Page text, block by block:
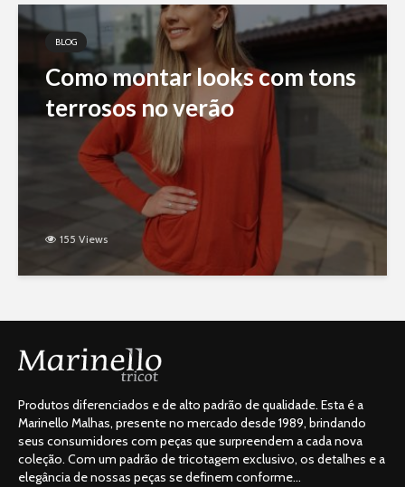
BLOG
Como montar looks com tons
terrosos no verão
155 Views
Produtos diferenciados e de alto padrão de qualidade. Esta é a
Marinello Malhas, presente no mercado desde 1989, brindando
seus consumidores com peças que surpreendem a cada nova
coleção. Com um padrão de tricotagem exclusivo, os detalhes e a
elegância de nossas peças se definem conforme...